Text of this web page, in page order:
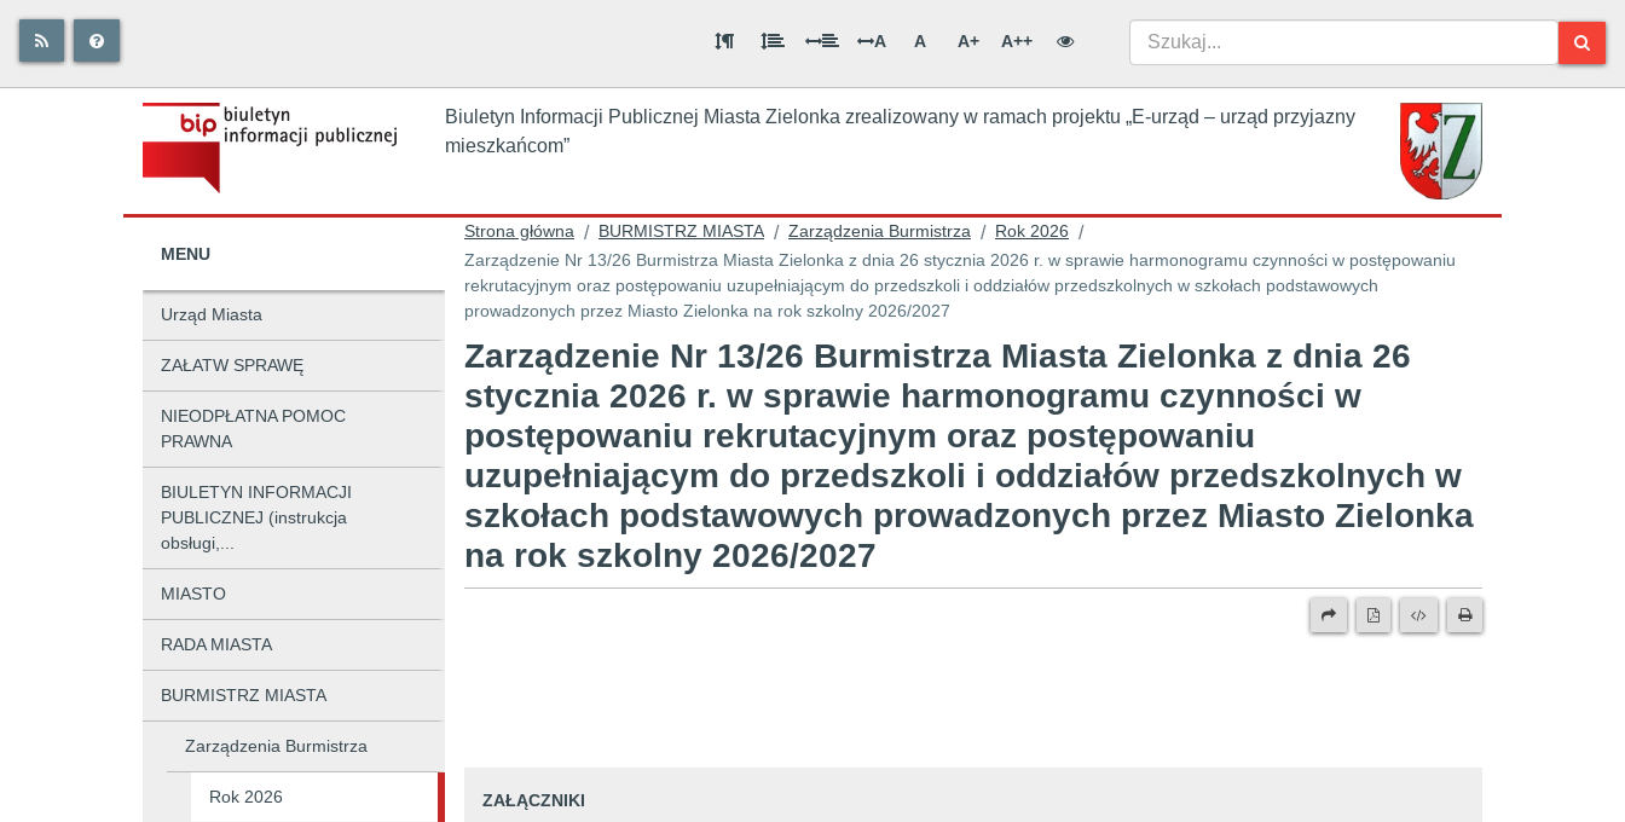
A A A+ A++
Biuletyn Informacji Publicznej Miasta Zielonka zrealizowany w ramach projektu „E-urząd – urząd przyjazny
mieszkańcom”
MENU
Urząd Miasta
ZAŁATW SPRAWĘ
NIEODPŁATNA POMOC
PRAWNA
BIULETYN INFORMACJI
PUBLICZNEJ (instrukcja
obsługi,...
MIASTO
RADA MIASTA
BURMISTRZ MIASTA
Zarządzenia Burmistrza
Rok 2026
Strona główna / BURMISTRZ MIASTA / Zarządzenia Burmistrza / Rok 2026 /
Zarządzenie Nr 13/26 Burmistrza Miasta Zielonka z dnia 26 stycznia 2026 r. w sprawie harmonogramu czynności w postępowaniu
rekrutacyjnym oraz postępowaniu uzupełniającym do przedszkoli i oddziałów przedszkolnych w szkołach podstawowych
prowadzonych przez Miasto Zielonka na rok szkolny 2026/2027
Zarządzenie Nr 13/26 Burmistrza Miasta Zielonka z dnia 26
stycznia 2026 r. w sprawie harmonogramu czynności w
postępowaniu rekrutacyjnym oraz postępowaniu
uzupełniającym do przedszkoli i oddziałów przedszkolnych w
szkołach podstawowych prowadzonych przez Miasto Zielonka
na rok szkolny 2026/2027
ZAŁĄCZNIKI